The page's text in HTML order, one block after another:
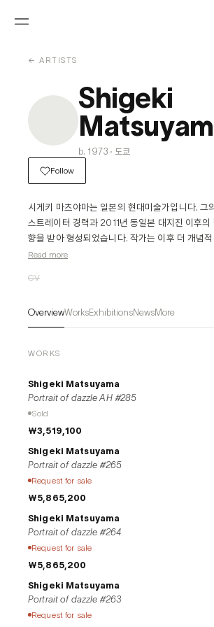
← ARTISTS
Shigeki
b. 1973 · 도쿄
Follow
시게키 마츠야마는 일본의 현대미술가입니다. 그
스트레이터 경력과 2011년 동일본 대지진 이후의
향을 받아 형성되었습니다. 작가는 이후 더 개념
구하게 되었으며, 현대 사회의 소비 문화, 대중문화
그의 작품은 반복적인 패턴과 강렬한 색채를 사용
술적 표현을 확장하고 있습니다.
Read more
CV
OverviewWorksExhibitionsNewsMore
WORKS
Shigeki Matsuyama
Portrait of dazzle AH #285
Sold
₩3,519,100
Shigeki Matsuyama
Portrait of dazzle #265
Request for sale
₩5,865,200
Shigeki Matsuyama
Portrait of dazzle #264
Request for sale
₩5,865,200
Shigeki Matsuyama
Portrait of dazzle #263
Request for sale